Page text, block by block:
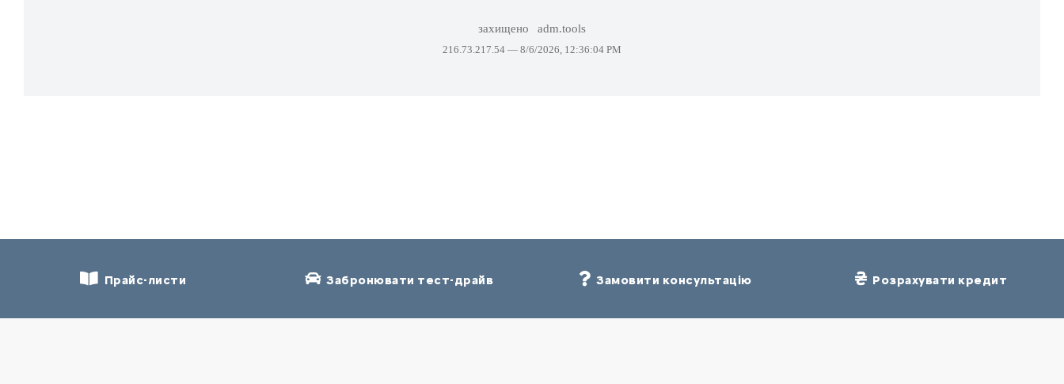
Прайс-листи Забронювати тест-драйв Замовити консультацію Розрахувати кредит